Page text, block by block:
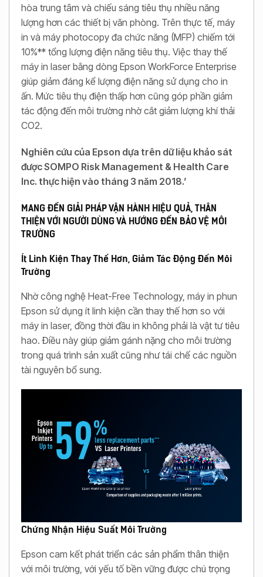
hòa trung tâm và chiếu sáng tiêu thụ nhiều năng
lượng hơn các thiết bị văn phòng. Trên thực tế, máy
in và máy photocopy đa chức năng (MFP) chiếm tới
10%** tổng lượng điện năng tiêu thụ. Việc thay thế
máy in laser bằng dòng Epson WorkForce Enterprise
giúp giảm đáng kể lượng điện năng sử dụng cho in
ấn. Mức tiêu thụ điện thấp hơn cũng góp phần giảm
tác động đến môi trường nhờ cắt giảm lượng khí thải
CO2.
Nghiên cứu của Epson dựa trên dữ liệu khảo sát
được SOMPO Risk Management & Health Care
Inc. thực hiện vào tháng 3 năm 2018.’
MANG ĐẾN GIẢI PHÁP VẬN HÀNH HIỆU QUẢ, THÂN
THIỆN VỚI NGƯỜI DÙNG VÀ HƯỚNG ĐẾN BẢO VỆ MÔI
TRƯỜNG
Ít Linh Kiện Thay Thế Hơn, Giảm Tác Động Đến Môi
Trường
Nhờ công nghệ Heat-Free Technology, máy in phun
Epson sử dụng ít linh kiện cần thay thế hơn so với
máy in laser, đồng thời đầu in không phải là vật tư tiêu
hao. Điều này giúp giảm gánh nặng cho môi trường
trong quá trình sản xuất cũng như tái chế các nguồn
tài nguyên bổ sung.
Chứng Nhận Hiệu Suất Môi Trường
Epson cam kết phát triển các sản phẩm thân thiện
với môi trường, với yếu tố bền vững được chú trọng